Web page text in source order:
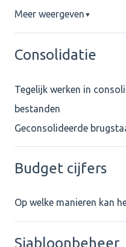
Meer weergeven ▼
Consolidatie
Tegelijk werken in
bestanden
Geconsolideerde
Budget cijfers
Op welke manieren kan
Sjabloonbeheer